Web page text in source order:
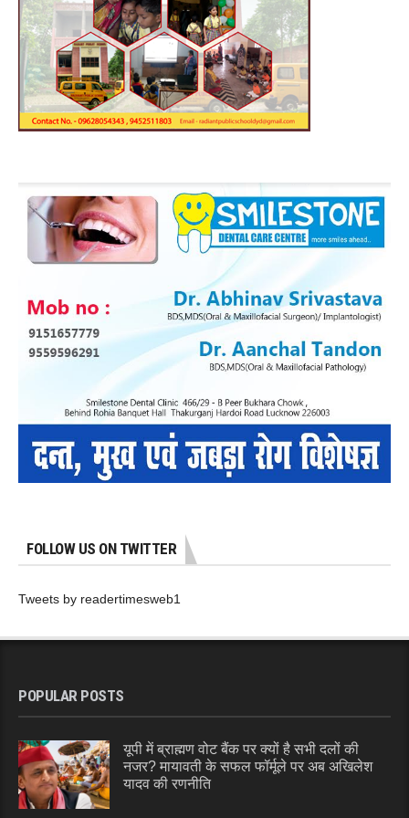
FOLLOW US ON TWITTER
Tweets by readertimesweb1
POPULAR POSTS
यूपी में ब्राह्मण वोट बैंक पर क्यों है सभी दलों की
नजर? मायावती के सफल फॉर्मूले पर अब अखिलेश
यादव की रणनीति